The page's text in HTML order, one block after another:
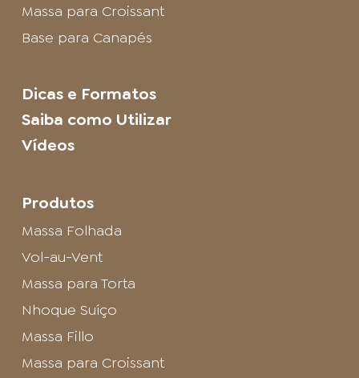
Massa para Croissant
Base para Canapés
Dicas e Formatos
Saiba como Utilizar
Vídeos
Produtos
Massa Folhada
Vol-au-Vent
Massa para Torta
Nhoque Suíço
Massa Fillo
Massa para Croissant